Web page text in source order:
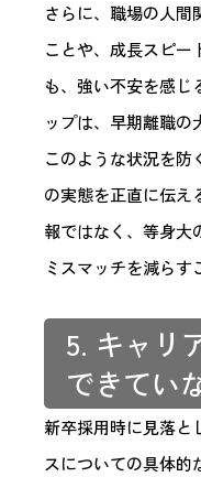
さらに、職場の人間
ことや、成長スピー
も、強い不安を感じ
ップは、早期離職の
このような状況を防
の実態を正直に伝え
報ではなく、等身大
ミスマッチを減らす
5. キャリ
できてい
新卒採用時に見落と
スについての具体的